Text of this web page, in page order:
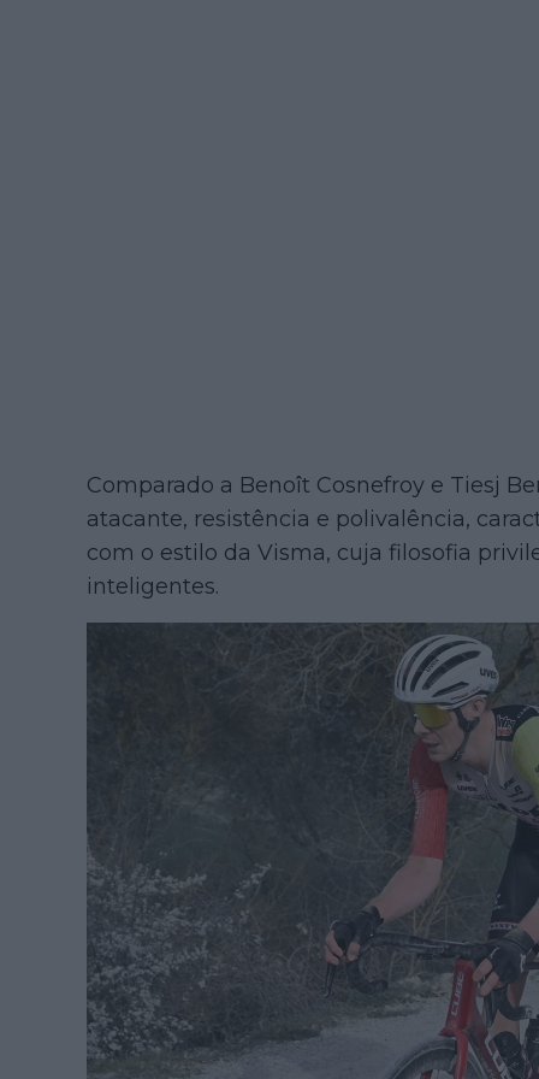
Comparado a Benoît Cosnefroy e Tiesj
atacante, resistência e polivalência,
com o estilo da Visma, cuja filosofia
inteligentes.